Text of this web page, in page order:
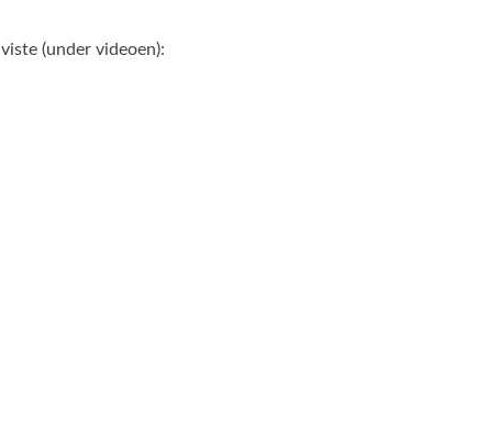
(under videoen):